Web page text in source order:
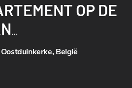
OP DE
België